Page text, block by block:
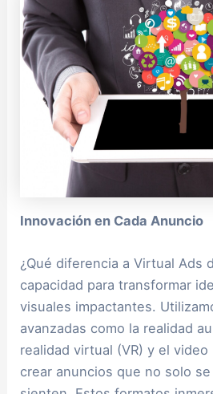
Innovación en Cada Anuncio
¿Qué diferencia a Virtual Ads
capacidad para transformar
visuales impactantes.
avanzadas como la realidad
realidad virtual (VR) y el
crear anuncios que no solo